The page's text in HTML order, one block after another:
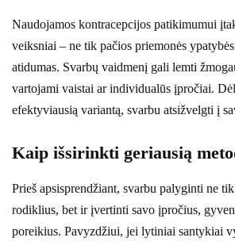
Naudojamos kontracepcijos patikimumui
veiksniai – ne tik pačios priemonės
atidumas. Svarbų vaidmenį gali lemti
vartojami vaistai ar individualūs įpročiai.
efektyviausią variantą, svarbu atsižvelgti į
Kaip išsirinkti geriausią
Prieš apsisprendžiant, svarbu palyginti ne
rodiklius, bet ir įvertinti savo įpročius,
poreikius. Pavyzdžiui, jei lytiniai santykiai